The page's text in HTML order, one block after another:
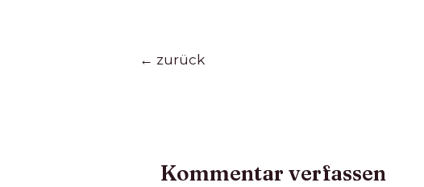
← zurück
Kommentar verfassen